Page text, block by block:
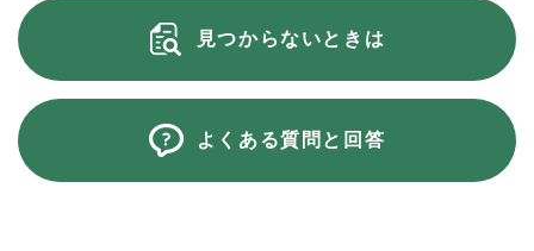
見つからないときは
よくある質問と回答